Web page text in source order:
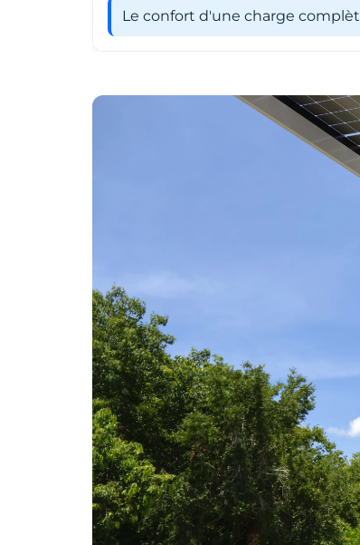
Le confort d'une charge